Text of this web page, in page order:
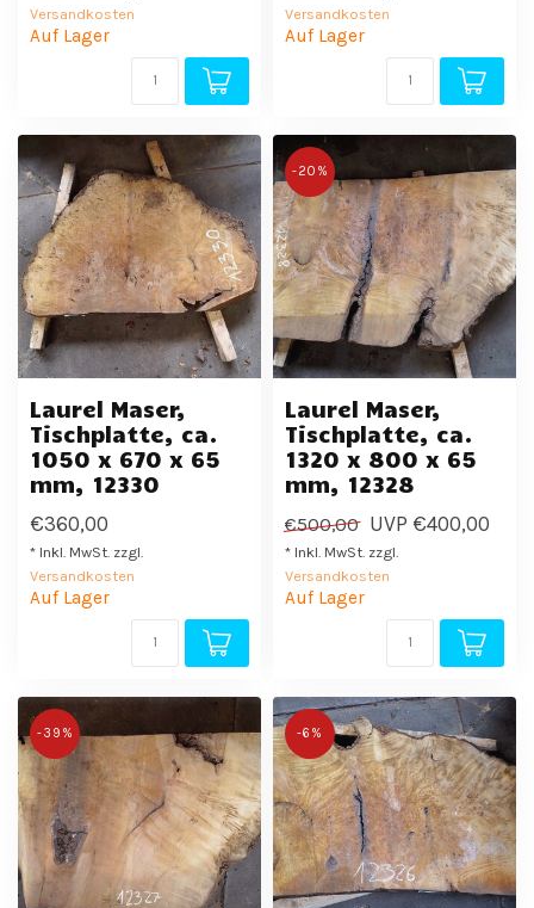
Versandkosten
Auf Lager
Versandkosten
Auf Lager
Laurel Maser,
Tischplatte, ca.
1050 x 670 x 65
mm, 12330
€360,00
* Inkl. MwSt. zzgl.
Versandkosten
Auf Lager
-20%
Laurel Maser,
Tischplatte, ca.
1320 x 800 x 65
mm, 12328
€500,00 UVP €400,00
* Inkl. MwSt. zzgl.
Versandkosten
Auf Lager
-39% -6%